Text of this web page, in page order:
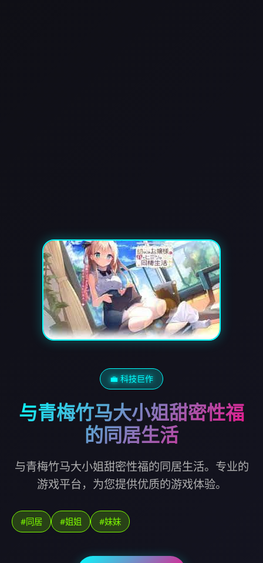
💼 科技巨作
与青梅竹马大小姐甜密性福
的同居生活
与青梅竹马大小姐甜密性福的同居生活。专业的
游戏平台，为您提供优质的游戏体验。
#同居 #姐姐 #妹妹